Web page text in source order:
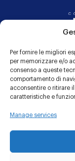
Per fornire le migliori
per memorizzare e/o
consenso a queste
comportamento di
acconsentire o ritirare
caratteristiche e
Manage services